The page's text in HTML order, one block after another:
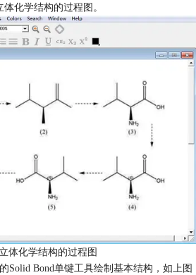
体化学结构的过程图。
体化学结构的过程图
Solid Bond单键工具绘制基本结构，如上图